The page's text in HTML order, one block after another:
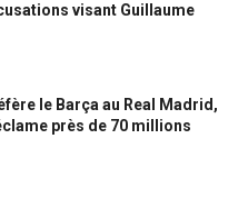
visant Guillaume
le Barça au Real Madrid,
près de 70 millions